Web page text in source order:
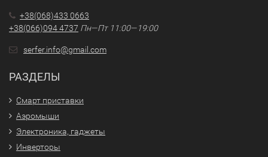
+38(068)433 0663
+38(066)094 4737 Пн—Пт 11:00—19:00
serfer.info@gmail.com
РАЗДЕЛЫ
Смарт приставки
Аэромыши
Электроника, гаджеты
Инверторы